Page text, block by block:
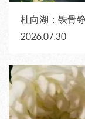
杜向湖：铁骨
2026.07.30